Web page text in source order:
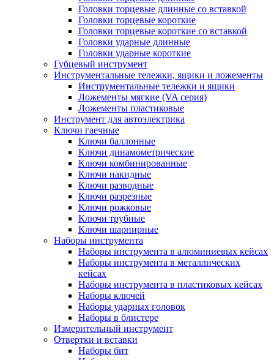
Головки торцевые длинные со вставкой
Головки торцевые короткие
Головки торцевые короткие со вставкой
Головки ударные длинные
Головки ударные короткие
Губцевый инструмент
Инструментальные тележки, ящики и ложементы
Инструментальные тележки и ящики
Ложементы мягкие (VA серия)
Ложементы пластиковые
Инструмент для автоэлектрика
Ключи гаечные
Ключи баллонные
Ключи динамометрические
Ключи комбинированные
Ключи накидные
Ключи разводные
Ключи разрезные
Ключи рожковые
Ключи трубные
Ключи шарнирные
Наборы инструмента
Наборы инструмента в алюминиевых кейсах
Наборы инструмента в металлических
кейсах
Наборы инструмента в пластиковых кейсах
Наборы ключей
Наборы ударных головок
Наборы в блистере
Измерительный инструмент
Отвертки и вставки
Наборы бит